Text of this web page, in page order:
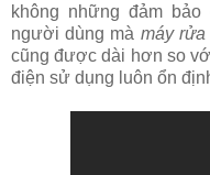
không những đảm
người dùng mà máy rửa
cũng được dài hơn so
điện sử dụng luôn ổn